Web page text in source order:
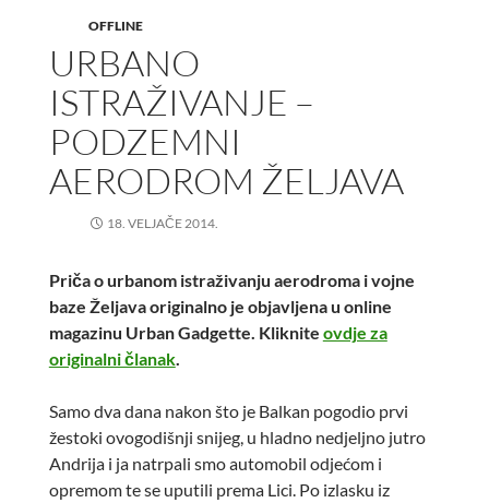
OFFLINE
URBANO
ISTRAŽIVANJE –
PODZEMNI
AERODROM ŽELJAVA
18. VELJAČE 2014.
Priča o urbanom istraživanju aerodroma i vojne
baze Željava originalno je objavljena u online
magazinu Urban Gadgette. Kliknite ovdje za
originalni članak.
Samo dva dana nakon što je Balkan pogodio prvi
žestoki ovogodišnji snijeg, u hladno nedjeljno jutro
Andrija i ja natrpali smo automobil odjećom i
opremom te se uputili prema Lici. Po izlasku iz